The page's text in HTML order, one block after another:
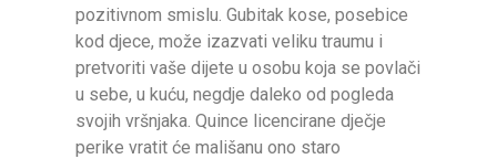
pozitivnom smislu. Gubitak kose, posebice
kod djece, može izazvati veliku traumu i
pretvoriti vaše dijete u osobu koja se povlači
u sebe, u kuću, negdje daleko od pogleda
svojih vršnjaka. Quince licencirane dječje
perike vratit će mališanu ono staro